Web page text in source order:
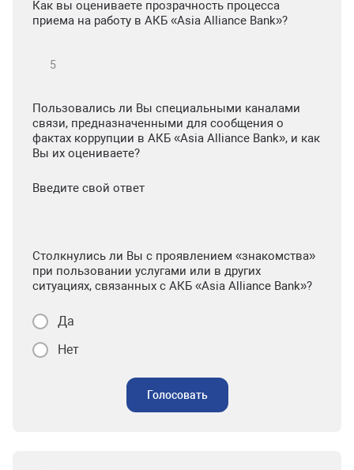
Как вы оцениваете прозрачность процесса
приема на работу в АКБ «Asia Alliance Bank»?
Пользовались ли Вы специальными каналами
связи, предназначенными для сообщения о
фактах коррупции в АКБ «Asia Alliance Bank», и как
Вы их оцениваете?
Введите свой ответ
Столкнулись ли Вы с проявлением «знакомства»
при пользовании услугами или в других
ситуациях, связанных с АКБ «Asia Alliance Bank»?
Да
Нет
Голосовать